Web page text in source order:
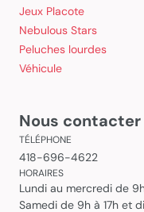
Jeux Placote
Nebulous Stars
Peluches lourdes
Véhicule
Nous contacter
TÉLÉPHONE
418-696-4622
HORAIRES
Lundi au mercredi de
Samedi de 9h à 17h et